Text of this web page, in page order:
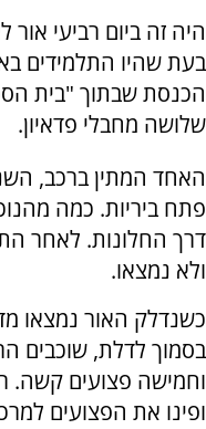
בעת שהיו התלמידים
הכנסת שבתוך "בית
שלושה מחבלי פדאיון.
האחד המתין ברכב,
פתח ביריות. כמה
דרך החלונות. לאחר
ולא נמצאו.
כשנדלק האור נמצאו
בסמוך לדלת, שוכבים
וחמישה פצועים קשה.
ופינו את הפצועים